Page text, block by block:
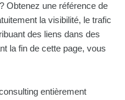
Obtenez une référence de
la visibilité, le trafic
des liens dans des
la fin de cette page, vous
entièrement